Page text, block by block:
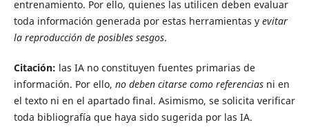
entrenamiento. Por ello, quienes las utilicen deben evaluar
toda información generada por estas herramientas y evitar
la reproducción de posibles sesgos.
Citación: las IA no constituyen fuentes primarias de
información. Por ello, no deben citarse como referenciasni en
el texto ni en el apartado final. Asimismo, se solicita verificar
toda bibliografía que haya sido sugerida por las IA.